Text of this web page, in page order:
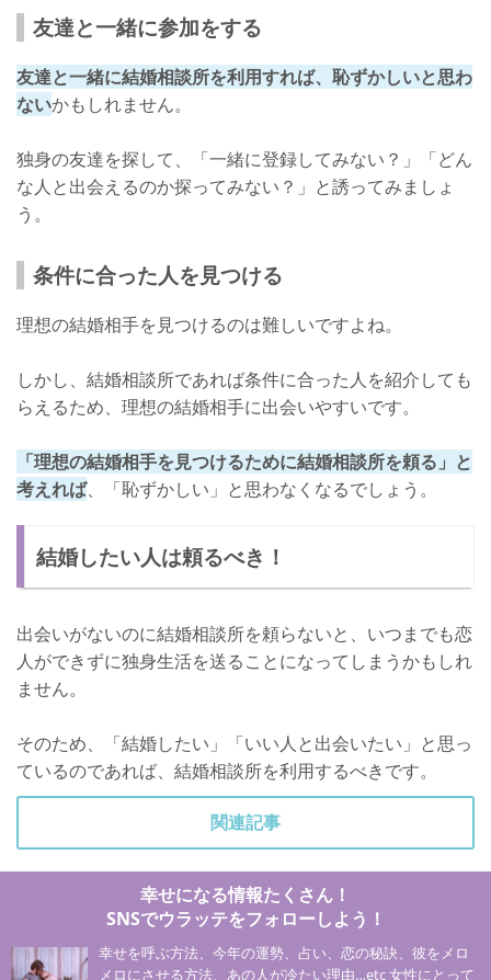
友達と一緒に参加をする
友達と一緒に結婚相談所を利用すれば、恥ずかしいと思わ
ないかもしれません。
独身の友達を探して、「一緒に登録してみない？」「どん
な人と出会えるのか探ってみない？」と誘ってみましょ
う。
条件に合った人を見つける
理想の結婚相手を見つけるのは難しいですよね。
しかし、結婚相談所であれば条件に合った人を紹介しても
らえるため、理想の結婚相手に出会いやすいです。
「理想の結婚相手を見つけるために結婚相談所を頼る」と
考えれば、「恥ずかしい」と思わなくなるでしょう。
結婚したい人は頼るべき！
出会いがないのに結婚相談所を頼らないと、いつまでも恋
人ができずに独身生活を送ることになってしまうかもしれ
ません。
そのため、「結婚したい」「いい人と出会いたい」と思っ
ているのであれば、結婚相談所を利用するべきです。
関連記事
幸せになる情報たくさん！
SNSでウラッテをフォローしよう！
幸せを呼ぶ方法、今年の運勢、占い、恋の秘訣、彼をメロ
メロにさせる方法、あの人が冷たい理由…etc 女性にとって